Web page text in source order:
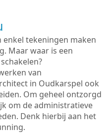
enkel tekeningen maken
Maar waar is een
van
in Oudkarspel ook
Om geheel ontzorgd
om de administratieve
Denk hierbij aan het